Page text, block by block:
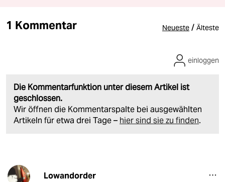
1 Kommentar Neueste / Älteste
Die Kommentarfunktion unter diesem Artikel ist
geschlossen.
Wir öffnen die Kommentarspalte bei ausgewählten
Artikeln für etwa drei Tage – hier sind sie zu finden.
einloggen
Lowandorder